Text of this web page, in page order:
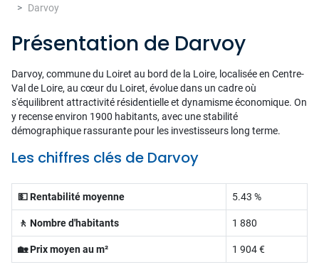
Darvoy
Présentation de Darvoy
Darvoy, commune du Loiret au bord de la Loire, localisée en Centre-
Val de Loire, au cœur du Loiret, évolue dans un cadre où
s'équilibrent attractivité résidentielle et dynamisme économique. On
y recense environ 1900 habitants, avec une stabilité
démographique rassurante pour les investisseurs long terme.
Les chiffres clés de Darvoy
💵 Rentabilité moyenne 5.43 %
🚶 Nombre d'habitants 1 880
🏡 Prix moyen au m² 1 904 €